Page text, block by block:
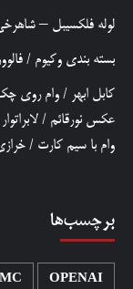
لوله فلکسیبل –
بسته بندی وکیوم /
کابل ابهر / وام روی
عکس نورقائم /
وام با سیم کارت /
برچسب‌ها
OPENAI